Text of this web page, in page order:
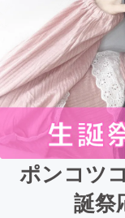
ポンコツ
誕祭